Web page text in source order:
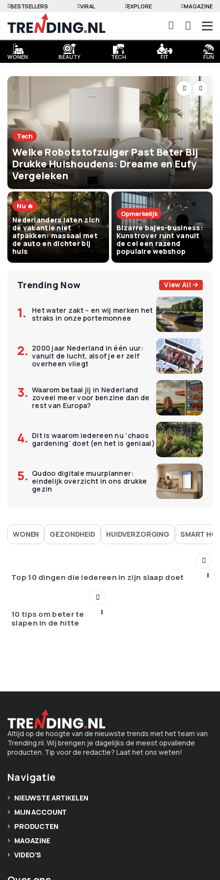
WONEN BEAUTY TECH FIT FUN
BESTSELLERS VIRAL EXPLORE MAGAZINE
Tech
Welke Robotstofzuiger Past Beter Bij
Drukke Huishoudens: Dreame en Eufy
Vergeleken
Nu 🔥
Nederlanders laten zich
de vakantie niet
afpakken: massaal met
de auto en dichter bij
huis
Opmerkelijk
Bizarre bajes-business:
Kunstrover runt vanuit
de cel een razend
populaire webshop
Trending Now View All
Het water zakt – en wij merken het
straks in onze portemonnee
2000 jaar Nederland in één uur:
vanuit de lucht, alsof je er zelf
overheen vliegt
Waarom betaal jij in Nederland
zoveel meer voor benzine dan de
rest van Europa?
Dit is waarom iedereen nu ‘chaos
gardening’ doet (en het is geniaal)
Qudoo digitale muurplanner:
eindelijk overzicht in ons drukke
gezin
WONEN GEZONDHEID HUIDVERZORGING SMART
Top 10 dingen die iedereen in zijn slaap doet
10 tips om beter te
slapen in de hitte
Altijd op de hoogte van de nieuwste trends met het team van
Trending.nl. Wij brengen je dagelijks de meest opvallende
producten. Tip voor de redactie? Laat het ons weten!
Navigatie
NIEUWSTE ARTIKELEN
MIJN ACCOUNT
PRODUCTEN
MAGAZINE
VIDEO’S